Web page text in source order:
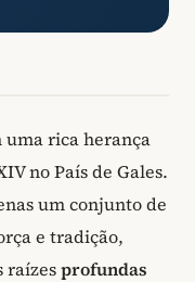
uma rica herança
no País de Gales.
um conjunto de
e tradição,
raízesprofundas